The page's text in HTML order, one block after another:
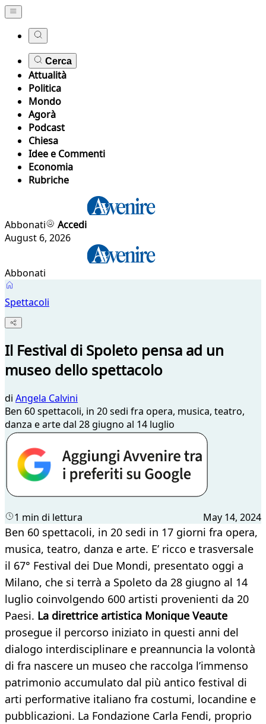
Cerca
Attualità
Politica
Mondo
Agorà
Podcast
Chiesa
Idee e Commenti
Economia
Rubriche
Abbonati
Accedi
August 6, 2026
Abbonati
Spettacoli
Il Festival di Spoleto pensa ad un
museo dello spettacolo
di Angela Calvini
Ben 60 spettacoli, in 20 sedi fra opera, musica, teatro,
danza e arte dal 28 giugno al 14 luglio
1 min di lettura May 14, 2024
Ben 60 spettacoli, in 20 sedi in 17 giorni fra opera,
musica, teatro, danza e arte. E’ ricco e trasversale
il 67° Festival dei Due Mondi, presentato oggi a
Milano, che si terrà a Spoleto da 28 giugno al 14
luglio coinvolgendo 600 artisti provenienti da 20
Paesi. La direttrice artistica Monique Veaute
prosegue il percorso iniziato in questi anni del
dialogo interdisciplinare e preannuncia la volontà
di fra nascere un museo che raccolga l’immenso
patrimonio accumulato dal più antico festival di
arti performative italiano fra costumi, locandine e
pubblicazioni. La Fondazione Carla Fendi, proprio